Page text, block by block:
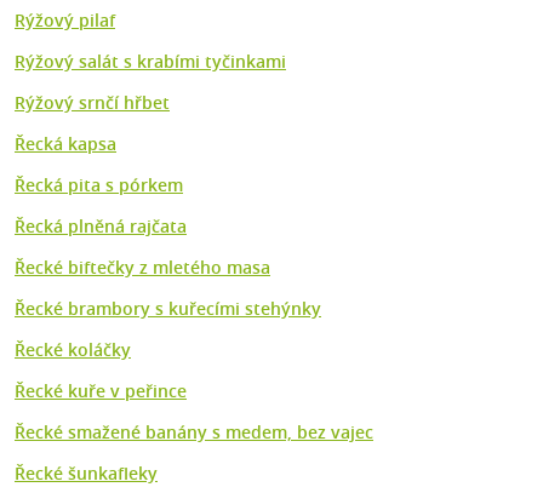
Rýžový pilaf
Rýžový salát s krabími tyčinkami
Rýžový srnčí hřbet
Řecká kapsa
Řecká pita s pórkem
Řecká plněná rajčata
Řecké biftečky z mletého masa
Řecké brambory s kuřecími stehýnky
Řecké koláčky
Řecké kuře v peřince
Řecké smažené banány s medem, bez vajec
Řecké šunkafleky